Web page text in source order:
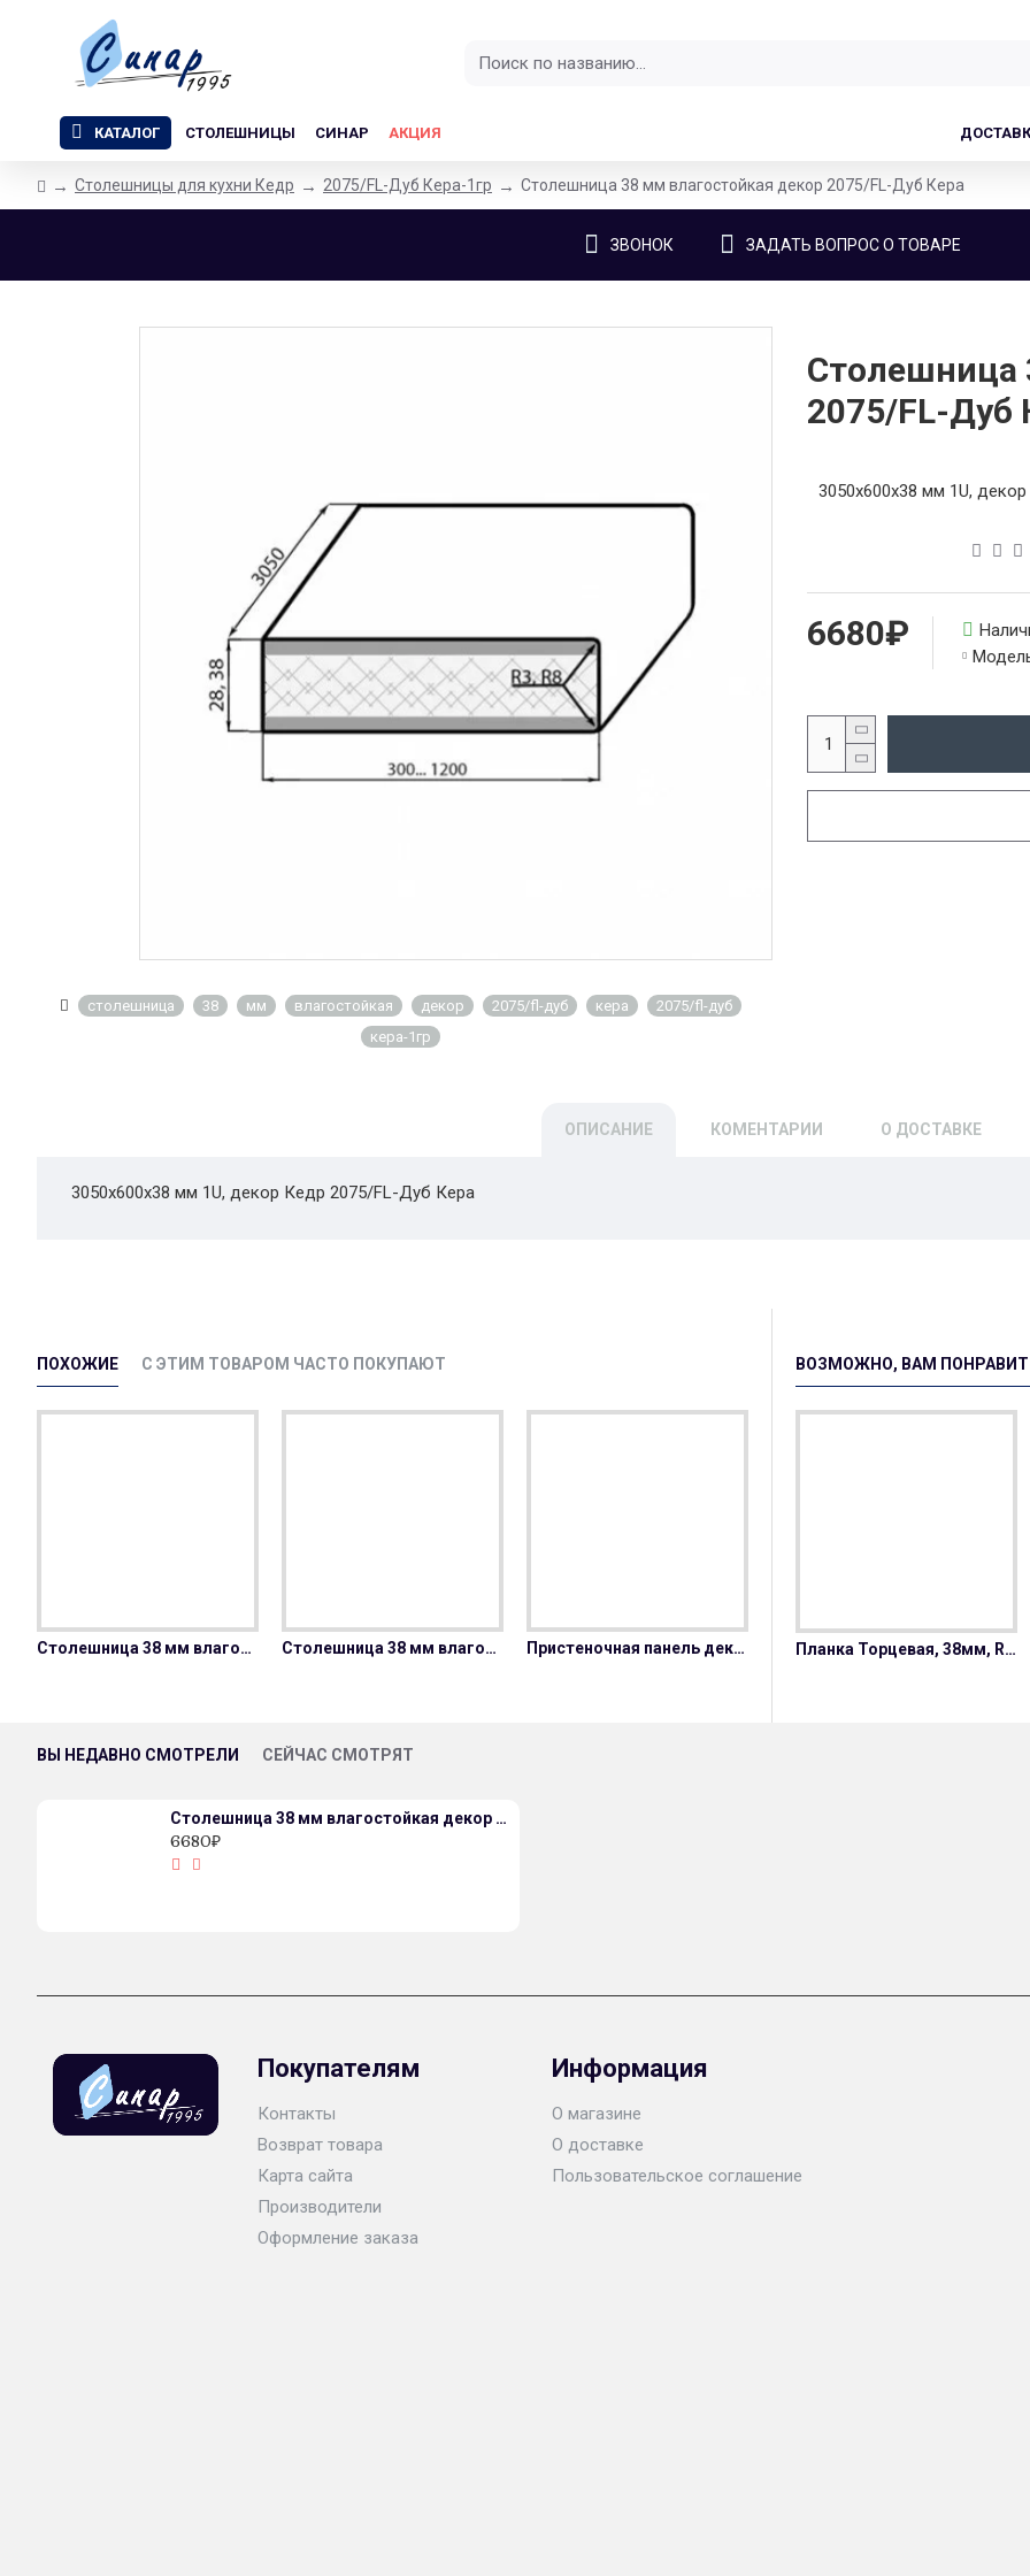
КАТАЛОГ СТОЛЕШНИЦЫ СИНАР АКЦИЯ
Столешницы для кухни Кедр 2075/FL-Дуб Кера-1гр Столешница 38 мм влагостойкая декор 2075/FL-Дуб Кера
ЗВОНОК ЗАДАТЬ ВОПРОС О ТОВАРЕ
столешница 38 мм влагостойкая декор 2075/fl-дуб кера
2075/fl-дуб
кера-1гр
Столешница
2075/FL-Дуб
3050x600x38 мм 1U,
6680₽
ОПИСАНИЕ КОМЕНТАРИИ О ДОСТАВКЕ
3050x600x38 мм 1U, декор Кедр 2075/FL-Дуб Кера
ПОХОЖИЕ С ЭТИМ ТОВАРОМ ЧАСТО ПОКУПАЮТ
Столешница 38 мм влагостойкая Столешница 38 мм влагостойкая декор 7052/FL-Дуб вотан Пристеночная панель декор 2075/FL-Дуб Кера Кромочная лента с клеем 45 мм декор 2075/FL-Дуб Кера
ВОЗМОЖНО, ВАМ
Планка Торцевая, 38мм, R9, Дуб Кера, 600мм с открытым завалом
ВЫ НЕДАВНО СМОТРЕЛИ СЕЙЧАС СМОТРЯТ
Столешница 38 мм влагостойкая декор 2075/FL-Дуб Кера
6680₽
Покупателям
Контакты
Возврат товара
Карта сайта
Производители
Оформление заказа
Информация
О магазине
О доставке
Пользовательское соглашение